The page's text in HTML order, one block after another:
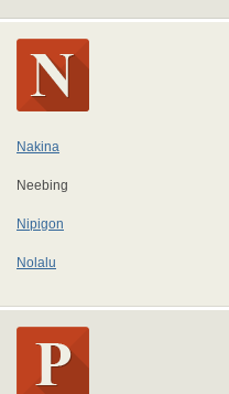
Nakina
Neebing
Nipigon
Nolalu